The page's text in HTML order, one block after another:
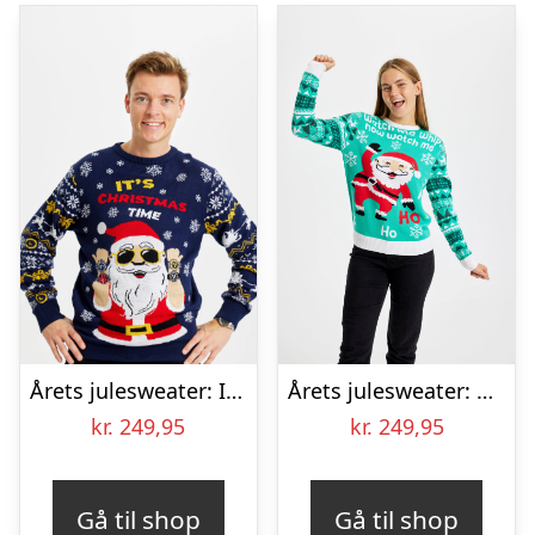
Årets julesweater: It’s Christmas O’clock – herre / mænd. Ugly Christmas Sweater lavet i Danmark
kr. 249,95
Gå til shop
Årets julesweater: Watch Me Whip – dame / kvinder. Ugly Christmas Sweater lavet i Danmark
kr. 249,95
Gå til shop